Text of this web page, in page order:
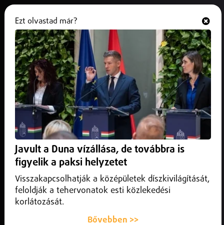
Programajánló
Ezt olvastad már?
Javult a Duna vízállása, de továbbra is
figyelik a paksi helyzetet
Visszakapcsolhatják a középületek díszkivilágítását,
feloldják a tehervonatok esti közlekedési
korlátozását.
Bővebben >>